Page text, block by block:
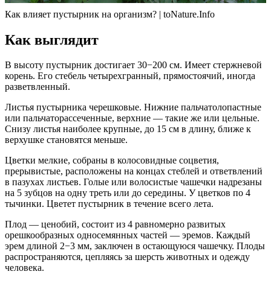
Как влияет пустырник на организм? | toNature.Info
Как выглядит
В высоту пустырник достигает 30−200 см. Имеет стержневой
корень. Его стебель четырехгранный, прямостоячий, иногда
разветвленный.
Листья пустырника черешковые. Нижние пальчатолопастные
или пальчаторассеченные, верхние — такие же или цельные.
Снизу листья наиболее крупные, до 15 см в длину, ближе к
верхушке становятся меньше.
Цветки мелкие, собраны в колосовидные соцветия,
прерывистые, расположены на концах стеблей и ответвлений
в пазухах листьев. Голые или волосистые чашечки надрезаны
на 5 зубцов на одну треть или до середины. У цветков по 4
тычинки. Цветет пустырник в течение всего лета.
Плод — ценобий, состоит из 4 равномерно развитых
орешкообразных односемянных частей — эремов. Каждый
эрем длиной 2−3 мм, заключен в остающуюся чашечку. Плоды
распространяются, цепляясь за шерсть животных и одежду
человека.